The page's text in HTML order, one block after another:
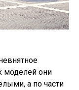
моделей они
а по части